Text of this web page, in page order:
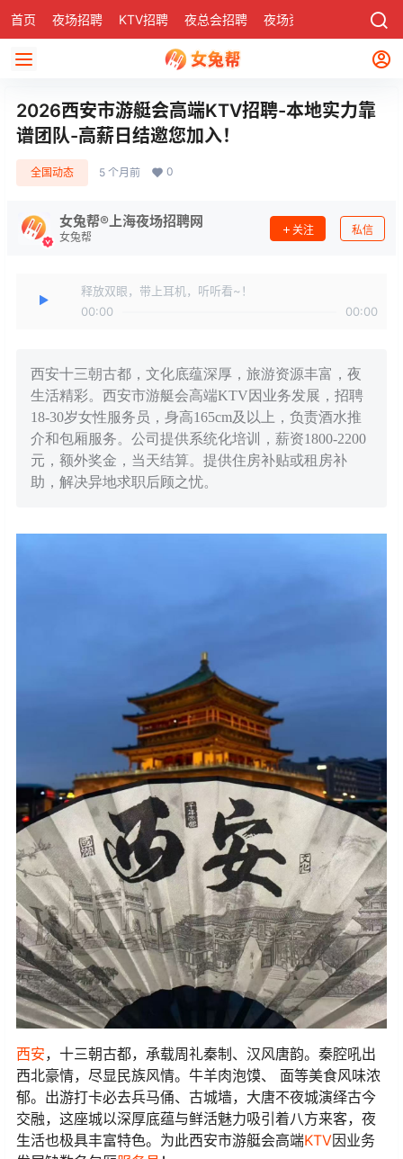
首页 夜场招聘 KTV招聘 夜总会招聘 夜场资讯 社区
2026西安市游艇会高端KTV招聘-本地实力靠
谱团队-高薪日结邀您加入！
全国动态 5 个月前 0
女兔帮®上海夜场招聘网
女兔帮
关注 私信
释放双眼，带上耳机，听听看~！
00:00
00:00
西安十三朝古都，文化底蕴深厚，旅游资源丰富，夜
生活精彩。西安市游艇会高端KTV因业务发展，招聘
18-30岁女性服务员，身高165cm及以上，负责酒水推
介和包厢服务。公司提供系统化培训，薪资1800-2200
元，额外奖金，当天结算。提供住房补贴或租房补
助，解决异地求职后顾之忧。
西安，十三朝古都，承载周礼秦制、汉风唐韵。秦腔吼出
西北豪情，尽显民族风情。牛羊肉泡馍、 面等美食风味浓
郁。出游打卡必去兵马俑、古城墙，大唐不夜城演绎古今
交融，这座城以深厚底蕴与鲜活魅力吸引着八方来客，夜
生活也极具丰富特色。为此西安市游艇会高端KTV因业务